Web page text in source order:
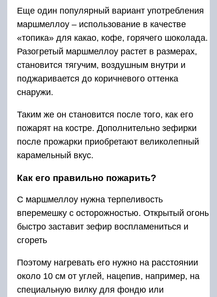
Еще один популярный вариант употребления
маршмеллоу – использование в качестве
«топика» для какао, кофе, горячего шоколада.
Разогретый маршмеллоу растет в размерах,
становится тягучим, воздушным внутри и
поджаривается до коричневого оттенка
снаружи.
Таким же он становится после того, как его
пожарят на костре. Дополнительно зефирки
после прожарки приобретают великолепный
карамельный вкус.
Как его правильно пожарить?
С маршмеллоу нужна терпеливость
вперемешку с осторожностью. Открытый огонь
быстро заставит зефир воспламениться и
сгореть
Поэтому нагревать его нужно на расстоянии
около 10 см от углей, нацепив, например, на
специальную вилку для фондю или